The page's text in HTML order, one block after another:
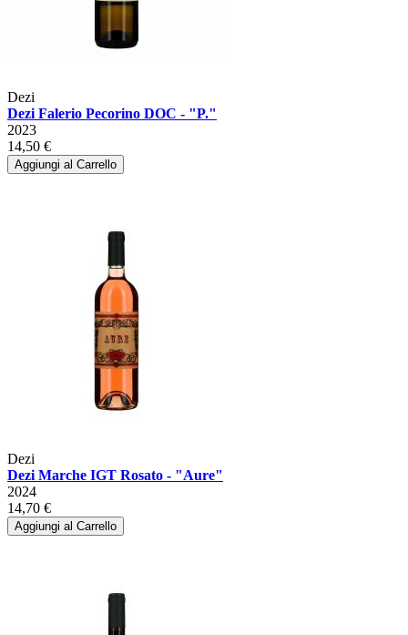
Dezi
Dezi Falerio Pecorino DOC - "P."
2023
14,50 €
Aggiungi al Carrello
Dezi
Dezi Marche IGT Rosato - "Aure"
2024
14,70 €
Aggiungi al Carrello